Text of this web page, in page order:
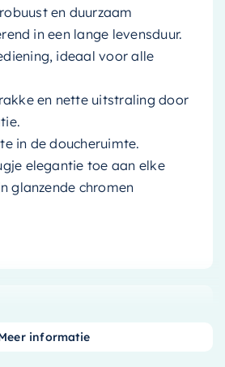
en duurzaam
in een lange levensduur.
ideaal voor alle
en nette uitstraling door
in de doucheruimte.
elegantie toe aan elke
glanzende chromen
elegantie
informatie